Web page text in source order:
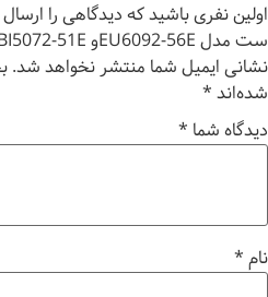
اولین نفری باشید که دیدگاهی را
ست مدل EU6092-56Eو BI5072-51E”
نشانی ایمیل شما منتشر نخواهد شد.
شده‌اند *
دیدگاه شما *
نام *